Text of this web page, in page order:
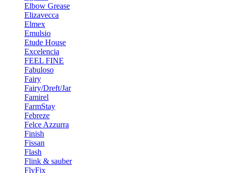
Elbow Grease
Elizavecca
Elmex
Emulsio
Etude House
Excelencia
FEEL FINE
Fabuloso
Fairy
Fairy/Dreft/Jar
Famirel
FarmStay
Febreze
Felce Azzurra
Finish
Fissan
Flash
Flink & sauber
FlyFix